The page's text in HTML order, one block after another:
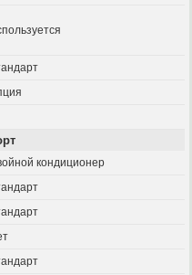
кондиционер